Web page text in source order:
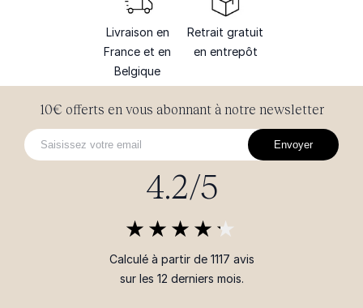
Livraison en
France et en
Belgique
Retrait gratuit
en entrepôt
10€ offerts en vous abonnant à notre newsletter
Envoyer
4.2/5
Calculé à partir de 1117 avis
sur les 12 derniers mois.